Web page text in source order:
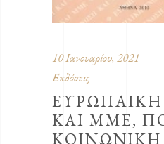
10 Ιανουαρίου, 2021
Εκδόσεις
ΚΑΙ ΜΜΕ,
ΚΟΙΝΩΝΙΚΗ